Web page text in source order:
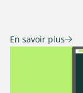
En savoir plus